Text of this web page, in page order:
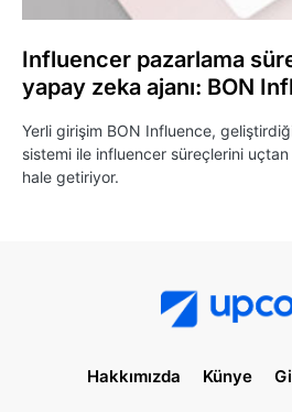
Influencer pazarlama
yapay zeka ajanı: BON
Yerli girişim BON Influence,
sistemi ile influencer süreçlerini
hale getiriyor.
Hakkımızda Künye